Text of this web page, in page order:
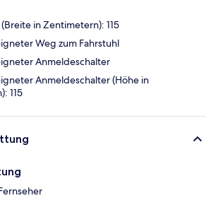
in Zentimetern): 115
Weg zum Fahrstuhl
Anmeldeschalter
Anmeldeschalter (Höhe in
115